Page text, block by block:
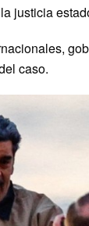
justicia
caso.